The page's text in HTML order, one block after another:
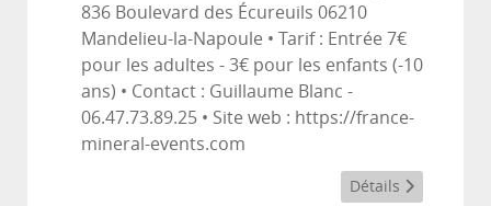
836 Boulevard des Écureuils 06210
Mandelieu-la-Napoule • Tarif : Entrée 7€
pour les adultes - 3€ pour les enfants (-10
ans) • Contact : Guillaume Blanc -
06.47.73.89.25 • Site web : https://france-
mineral-events.com
Détails